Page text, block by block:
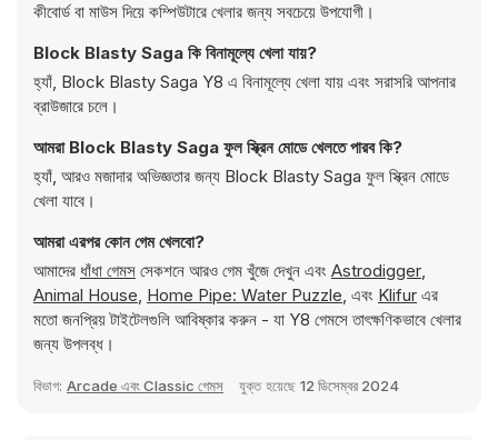
কীবোর্ড বা মাউস দিয়ে কম্পিউটারে খেলার জন্য সবচেয়ে উপযোগী।
Block Blasty Saga কি বিনামূল্যে খেলা যায়?
হ্যাঁ, Block Blasty Saga Y8 এ বিনামূল্যে খেলা যায় এবং সরাসরি আপনার
ব্রাউজারে চলে।
আমরা Block Blasty Saga ফুল স্ক্রিন মোডে খেলতে পারব কি?
হ্যাঁ, আরও মজাদার অভিজ্ঞতার জন্য Block Blasty Saga ফুল স্ক্রিন মোডে
খেলা যাবে।
আমরা এরপর কোন গেম খেলবো?
আমাদের ধাঁধা গেমস সেকশনে আরও গেম খুঁজে দেখুন এবং Astrodigger,
Animal House, Home Pipe: Water Puzzle, এবং Klifur এর
মতো জনপ্রিয় টাইটেলগুলি আবিষ্কার করুন - যা Y8 গেমসে তাৎক্ষণিকভাবে খেলার
জন্য উপলব্ধ।
বিভাগ: Arcade এবং Classic গেমস যুক্ত হয়েছে 12 ডিসেম্বর 2024